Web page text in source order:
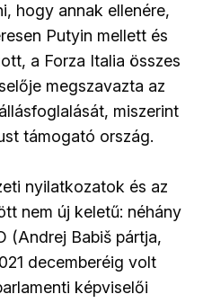
hogy annak ellenére,
Putyin mellett és
a Forza Italia összes
megszavazta az
miszerint
támogató ország.
nyilatkozatok és az
nem új keletű: néhány
(Andrej Babiš pártja,
decemberéig volt
képviselői